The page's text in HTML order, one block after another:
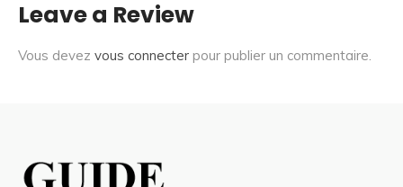
Leave a Review
Vous devez vous connecter pour publier un commentaire.